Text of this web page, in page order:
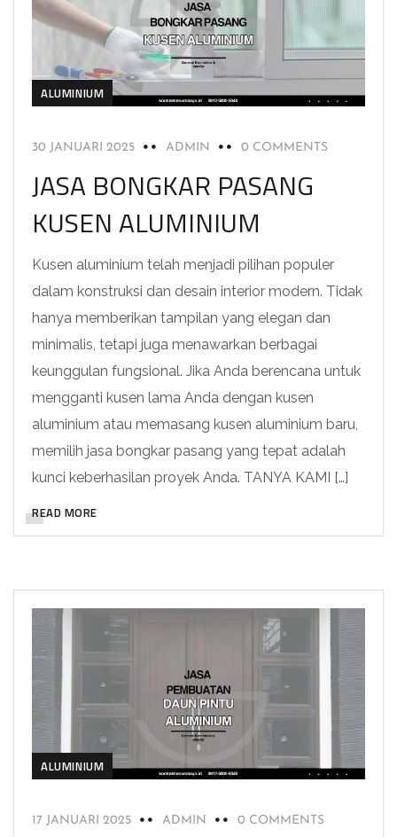
ALUMINIUM
30 JANUARI 2025 ADMIN 0 COMMENTS
JASA BONGKAR PASANG
KUSEN ALUMINIUM
Kusen aluminium telah menjadi pilihan populer
dalam konstruksi dan desain interior modern. Tidak
hanya memberikan tampilan yang elegan dan
minimalis, tetapi juga menawarkan berbagai
keunggulan fungsional. Jika Anda berencana untuk
mengganti kusen lama Anda dengan kusen
aluminium atau memasang kusen aluminium baru,
memilih jasa bongkar pasang yang tepat adalah
kunci keberhasilan proyek Anda. TANYA KAMI […]
READ MORE
ALUMINIUM
17 JANUARI 2025 ADMIN 0 COMMENTS